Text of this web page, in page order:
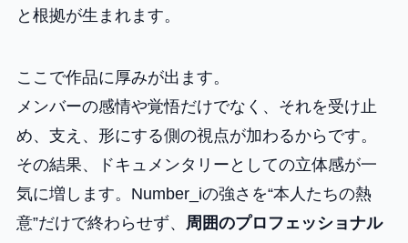
と根拠が生まれます。
ここで作品に厚みが出ます。
メンバーの感情や覚悟だけでなく、それを受け止
め、支え、形にする側の視点が加わるからです。
その結果、ドキュメンタリーとしての立体感が一
気に増します。Number_iの強さを“本人たちの熱
意”だけで終わらせず、
周囲のプロフェッショナル